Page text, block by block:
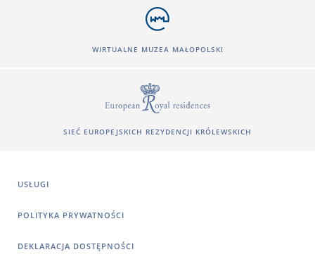
WIRTUALNE MUZEA MAŁOPOLSKI
SIEĆ EUROPEJSKICH REZYDENCJI KRÓLEWSKICH
USŁUGI
POLITYKA PRYWATNOŚCI
DEKLARACJA DOSTĘPNOŚCI